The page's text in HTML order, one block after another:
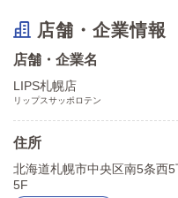
店舗・企業情報
店舗・企業名
LIPS札幌店
リップスサッポロテン
住所
北海道札幌市中央区南5条西
5F